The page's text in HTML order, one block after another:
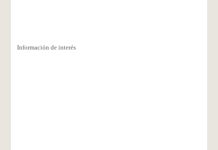
Información de interés